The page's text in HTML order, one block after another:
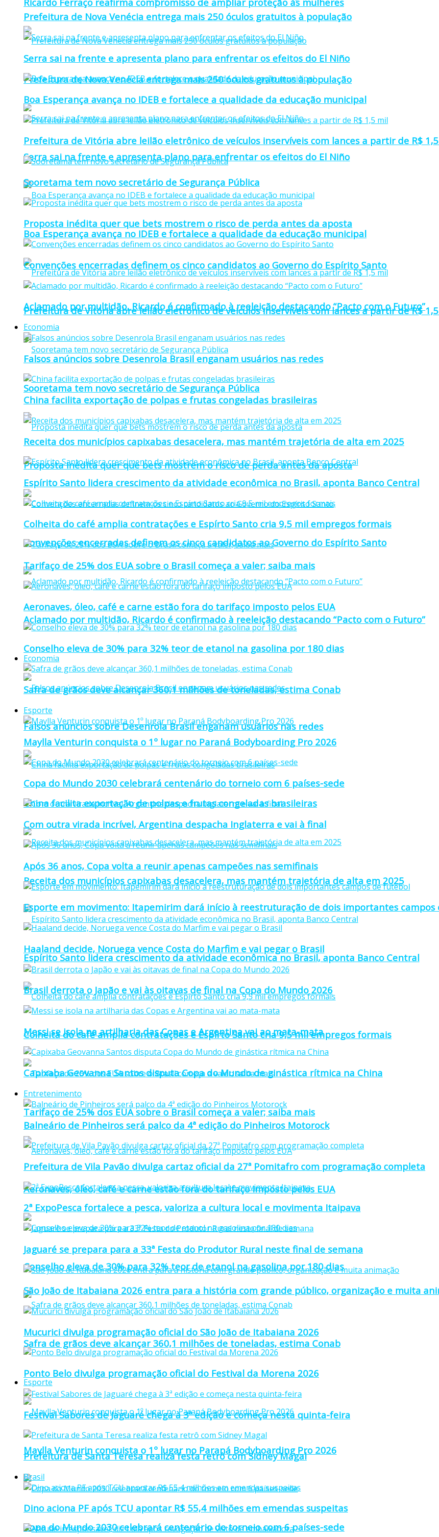
Prefeitura de Nova Venécia entrega mais 250 óculos gratuitos à população
Serra sai na frente e apresenta plano para enfrentar os efeitos do El Niño
Boa Esperança avança no IDEB e fortalece a qualidade da educação municipal
Prefeitura de Vitória abre leilão eletrônico de veículos inservíveis com lances a partir de R$
Sooretama tem novo secretário de Segurança Pública
Proposta inédita quer que bets mostrem o risco de perda antes da aposta
Convenções encerradas definem os cinco candidatos ao Governo do Espírito Santo
Aclamado por multidão, Ricardo é confirmado à reeleição destacando “Pacto com o Futuro”
Economia
Falsos anúncios sobre Desenrola Brasil enganam usuários nas redes
China facilita exportação de polpas e frutas congeladas brasileiras
Receita dos municípios capixabas desacelera, mas mantém trajetória de alta em 2025
Espírito Santo lidera crescimento da atividade econômica no Brasil, aponta Banco Central
Colheita do café amplia contratações e Espírto Santo cria 9,5 mil empregos formais
Tarifaço de 25% dos EUA sobre o Brasil começa a valer; saiba mais
Aeronaves, óleo, café e carne estão fora do tarifaço imposto pelos EUA
Conselho eleva de 30% para 32% teor de etanol na gasolina por 180 dias
Safra de grãos deve alcançar 360,1 milhões de toneladas, estima Conab
Esporte
Maylla Venturin conquista o 1º lugar no Paraná Bodyboarding Pro 2026
Copa do Mundo 2030 celebrará centenário do torneio com 6 países-sede
Prefeitura de Nova Venécia entrega mais 250 óculos gratuitos à população
Serra sai na frente e apresenta plano para enfrentar os efeitos do El Niño
Boa Esperança avança no IDEB e fortalece a qualidade da educação municipal
Prefeitura de Vitória abre leilão eletrônico de veículos inservíveis com lances a partir de R$
Sooretama tem novo secretário de Segurança Pública
Proposta inédita quer que bets mostrem o risco de perda antes da aposta
Convenções encerradas definem os cinco candidatos ao Governo do Espírito Santo
Aclamado por multidão, Ricardo é confirmado à reeleição destacando “Pacto com o Futuro”
Economia
Falsos anúncios sobre Desenrola Brasil enganam usuários nas redes
China facilita exportação de polpas e frutas congeladas brasileiras
Receita dos municípios capixabas desacelera, mas mantém trajetória de alta em 2025
Espírito Santo lidera crescimento da atividade econômica no Brasil, aponta Banco Central
Colheita do café amplia contratações e Espírto Santo cria 9,5 mil empregos formais
Tarifaço de 25% dos EUA sobre o Brasil começa a valer; saiba mais
Aeronaves, óleo, café e carne estão fora do tarifaço imposto pelos EUA
Conselho eleva de 30% para 32% teor de etanol na gasolina por 180 dias
Safra de grãos deve alcançar 360,1 milhões de toneladas, estima Conab
Esporte
Maylla Venturin conquista o 1º lugar no Paraná Bodyboarding Pro 2026
Copa do Mundo 2030 celebrará centenário do torneio com 6 países-sede
Com outra virada incrível, Argentina despacha Inglaterra e vai à final
Após 36 anos, Copa volta a reunir apenas campeões nas semifinais
Esporte em movimento: Itapemirim dará início à reestruturação de dois importantes campos
Haaland decide, Noruega vence Costa do Marfim e vai pegar o Brasil
Brasil derrota o Japão e vai às oitavas de final na Copa do Mundo 2026
Messi se isola na artilharia das Copas e Argentina vai ao mata-mata
Capixaba Geovanna Santos disputa Copa do Mundo de ginástica rítmica na China
Entretenimento
Balneário de Pinheiros será palco da 4ª edição do Pinheiros Motorock
Prefeitura de Vila Pavão divulga cartaz oficial da 27ª Pomitafro com programação completa
2ª ExpoPesca fortalece a pesca, valoriza a cultura local e movimenta Itaipava
Jaguaré se prepara para a 33ª Festa do Produtor Rural neste final de semana
São João de Itabaiana 2026 entra para a história com grande público, organização e muita
Mucurici divulga programação oficial do São João de Itabaiana 2026
Ponto Belo divulga programação oficial do Festival da Morena 2026
Festival Sabores de Jaguaré chega à 3ª edição e começa nesta quinta-feira
Prefeitura de Santa Teresa realiza festa retrô com Sidney Magal
Brasil
Dino aciona PF após TCU apontar R$ 55,4 milhões em emendas suspeitas